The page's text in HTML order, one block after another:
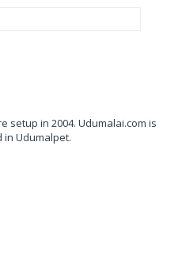
setup in 2004. Udumalai.com is
in Udumalpet.